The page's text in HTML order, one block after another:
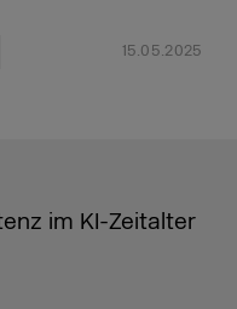
15.05.2025
im KI-Zeitalter